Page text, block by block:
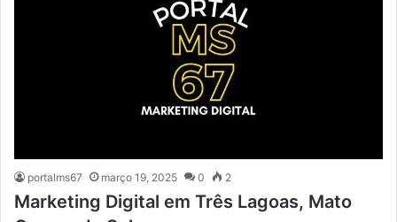
portalms67 março 19, 2025 0 2
Marketing Digital em Três Lagoas, Mato